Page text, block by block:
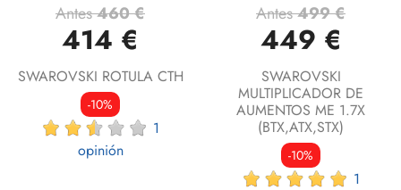
Antes460 €
414 €
SWAROVSKI ROTULA CTH
-10%
1
opinión
Antes499 €
449 €
SWAROVSKI
MULTIPLICADOR DE
AUMENTOS ME 1.7X
(BTX,ATX,STX)
-10%
1